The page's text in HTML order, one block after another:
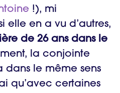
!), mi
elle en a vu d’autres,
de 26 ans dans le
la conjointe
dans le même sens
qu’avec certaines